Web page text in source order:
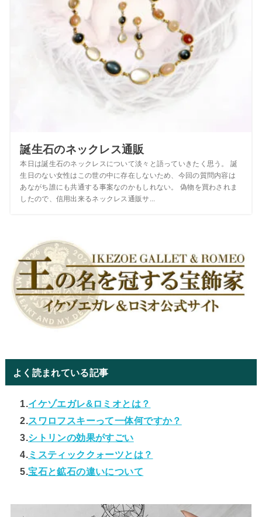
誕生石のネックレス通販
本日は誕生石のネックレスについて淡々と語っていきたく思う。 誕
生日のない女性はこの世の中に存在しないため、今回の質問内容は
あながち誰にも共通する事案なのかもしれない。 偽物を買わされま
したので、信用出来るネックレス通販サ...
よく読まれている記事
1.イケゾエガレ&ロミオとは？
2.スワロフスキーって一体何ですか？
3.シトリンの効果がすごい
4.ミスティッククォーツとは？
5.宝石と鉱石の違いについて